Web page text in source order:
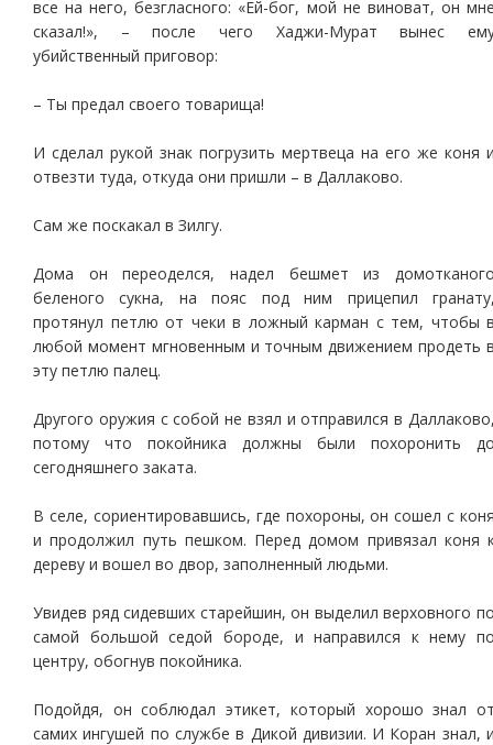
все на него, безгласного: «Ей-бог, мой не виноват, он
сказал!», – после чего Хаджи-Мурат вынес
убийственный приговор:
– Ты предал своего товарища!
И сделал рукой знак погрузить мертвеца на его же коня
отвезти туда, откуда они пришли – в Даллаково.
Сам же поскакал в Зилгу.
Дома он переоделся, надел бешмет из
беленого сукна, на пояс под ним прицепил
протянул петлю от чеки в ложный карман с тем, чтобы
любой момент мгновенным и точным движением продеть
эту петлю палец.
Другого оружия с собой не взял и отправился в
потому что покойника должны были похоронить
сегодняшнего заката.
В селе, сориентировавшись, где похороны, он сошел с
и продолжил путь пешком. Перед домом привязал коня
дереву и вошел во двор, заполненный людьми.
Увидев ряд сидевших старейшин, он выделил верховного
самой большой седой бороде, и направился к нему
центру, обогнув покойника.
Подойдя, он соблюдал этикет, который хорошо знал
самих ингушей по службе в Дикой дивизии. И Коран знал,